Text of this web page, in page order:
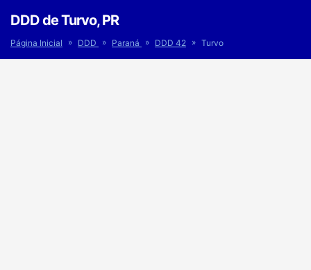
DDD de Turvo, PR
Página Inicial » DDD » Paraná » DDD 42 » Turvo